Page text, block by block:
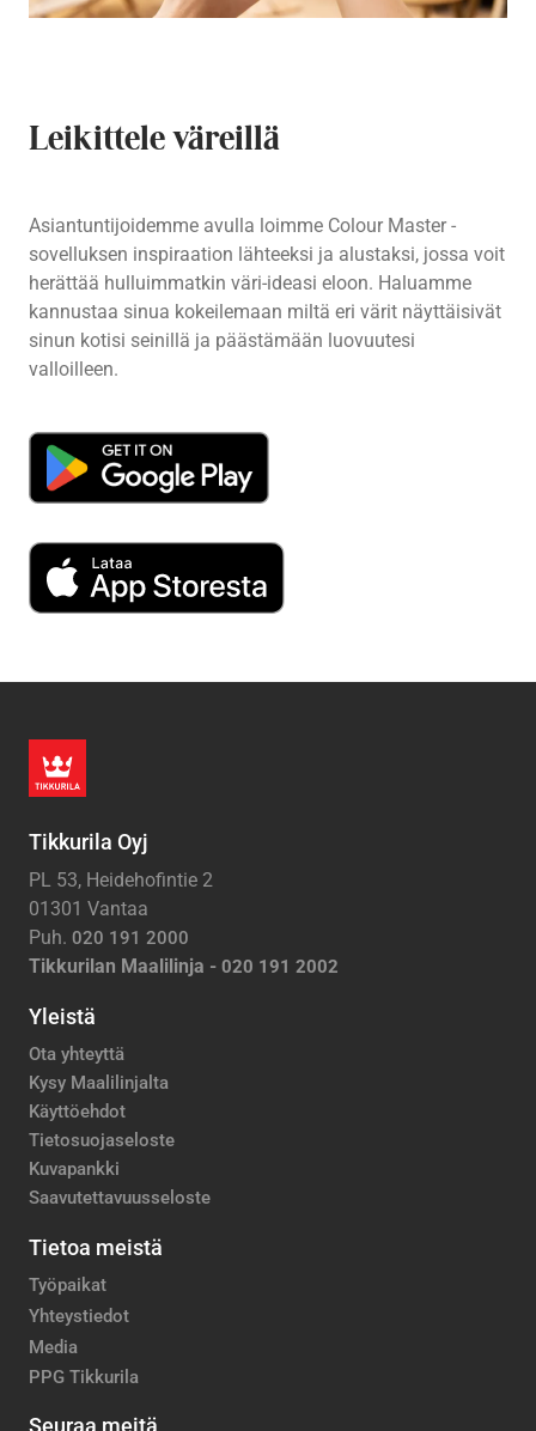
Leikittele väreillä
Asiantuntijoidemme avulla loimme Colour Master -
sovelluksen inspiraation lähteeksi ja alustaksi, jossa voit
herättää hulluimmatkin väri-ideasi eloon. Haluamme
kannustaa sinua kokeilemaan miltä eri värit näyttäisivät
sinun kotisi seinillä ja päästämään luovuutesi
valloilleen.
Tikkurila Oyj
PL 53, Heidehofintie 2
01301 Vantaa
Puh. 020 191 2000
Tikkurilan Maalilinja - 020 191 2002
Yleistä
Ota yhteyttä
Kysy Maalilinjalta
Käyttöehdot
Tietosuojaseloste
Kuvapankki
Saavutettavuusseloste
Tietoa meistä
Työpaikat
Yhteystiedot
Media
PPG Tikkurila